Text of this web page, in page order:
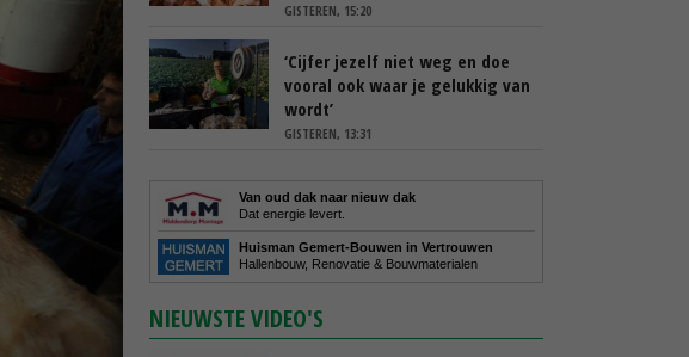
GISTEREN, 15:20
‘Cijfer jezelf niet weg en doe
vooral ook waar je gelukkig van
wordt’
GISTEREN, 13:31
Van oud dak naar nieuw dak
Dat energie levert.
Huisman Gemert-Bouwen in Vertrouwen
Hallenbouw, Renovatie & Bouwmaterialen
NIEUWSTE VIDEO'S